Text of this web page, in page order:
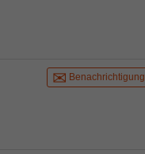
Benachrichtigung